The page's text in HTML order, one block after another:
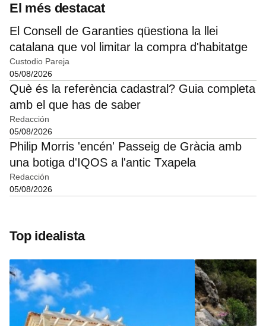
El més destacat
El Consell de Garanties qüestiona la llei
catalana que vol limitar la compra d'habitatge
Custodio Pareja
05/08/2026
Què és la referència cadastral? Guia completa
amb el que has de saber
Redacción
05/08/2026
Philip Morris 'encén' Passeig de Gràcia amb
una botiga d'IQOS a l'antic Txapela
Redacción
05/08/2026
Top idealista